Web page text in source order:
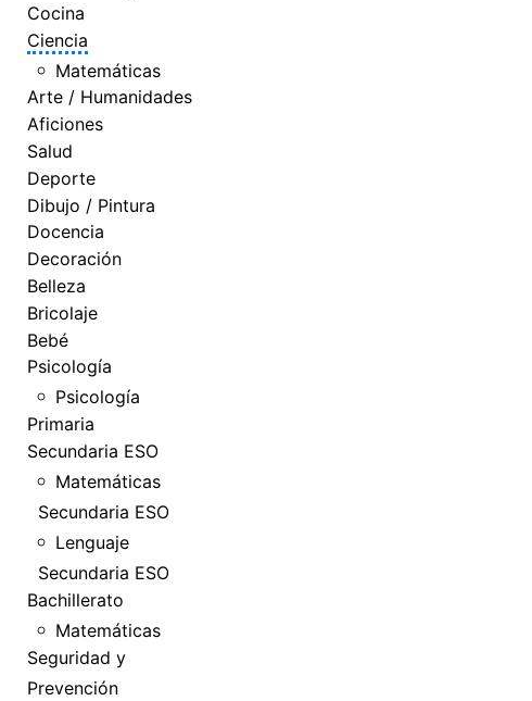
Cocina
Ciencia
Matemáticas
Arte / Humanidades
Aficiones
Salud
Deporte
Dibujo / Pintura
Docencia
Decoración
Belleza
Bricolaje
Bebé
Psicología
Psicología
Primaria
Secundaria ESO
Matemáticas
Secundaria ESO
Lenguaje
Secundaria ESO
Bachillerato
Matemáticas
Seguridad y
Prevención